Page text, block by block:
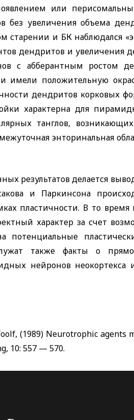
или
без увеличения объема
старении и БК наблюдался
дендритов и увеличения
с абберантным ростом
имели положительную
дендритов корковых
характерна для
танглов,
энторинальная
результатов делается
и Паркинсона
пластичности. В то
характер за счет
потенциальные
также факты о
нейронов неокортекса
(1989) Neurotrophic
, 10: 557 — 570.